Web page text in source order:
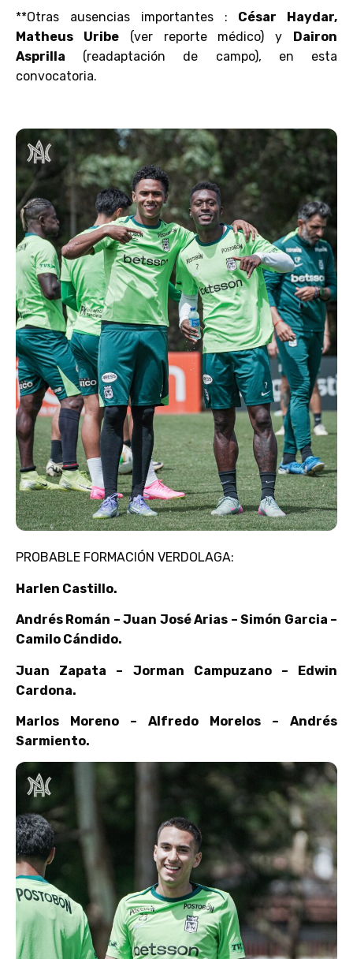
**Otras ausencias importantes : César Haydar,
Matheus Uribe(ver reporte médico) y
Dairon
Asprilla (readaptación de campo), en esta
convocatoria.
PROBABLE FORMACIÓN VERDOLAGA:
Harlen Castillo.
Andrés Román – Juan José Arias – Simón Garcia –
Camilo Cándido.
Juan Zapata – Jorman Campuzano – Edwin
Cardona.
Marlos Moreno – Alfredo Morelos – Andrés
Sarmiento.